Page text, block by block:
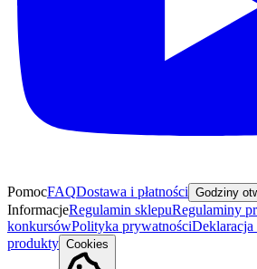
PomocFAQDostawa i płatności Godziny
InformacjeRegulamin sklepuRegulaminy
konkursówPolityka prywatnościDeklaracja
produkty Cookies